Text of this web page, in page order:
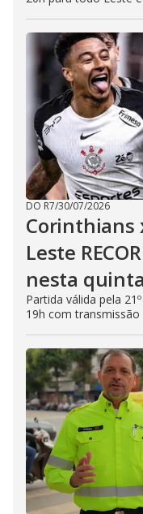
DO R7/30/07/2026
Corinthians
Leste
nesta
Partida válida pela
19h com transmissão